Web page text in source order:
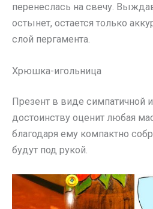
перенеслась на свечу.
остынет, остается только
слой пергамента.
Хрюшка-игольница
Презент в виде симпатичной
достоинству оценит любая
благодаря ему компактно
будут под рукой.